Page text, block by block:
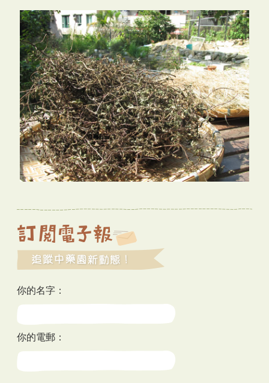
你的名字：
你的電郵：